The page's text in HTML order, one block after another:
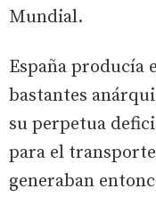
Mundial.
España producía
bastantes
su perpetua
para el
generaban